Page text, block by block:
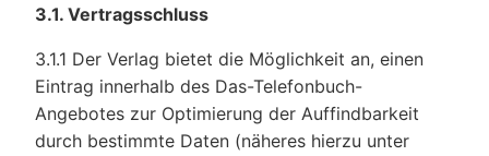
3.1. Vertragsschluss
3.1.1 Der Verlag bietet die Möglichkeit an, einen
Eintrag innerhalb des Das-Telefonbuch-
Angebotes zur Optimierung der Auffindbarkeit
durch bestimmte Daten (näheres hierzu unter